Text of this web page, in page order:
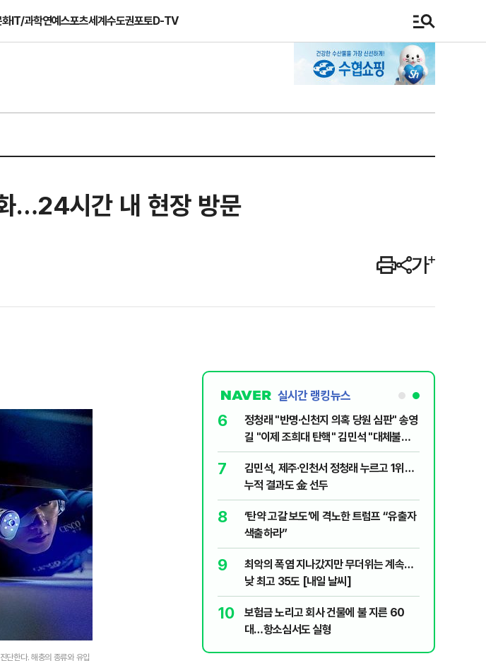
IT/과학연예스포츠세계수도권포토D-TV
…24시간 내 현장 방문
단한다. 해충의 종류와 유입
실시간 랭킹뉴스
1
[속보] 민주당 전당대회 당대표 선거, 제주
·인천 경선서 김민석 승리
2
“다시 시청으로” 김선태에게 전한 40세
충주시장의 재치 있는 제안…추천 2000
개
3
"출근길에 우연히 복권 샀는데…" 1등 5억
원 당첨자 사연은?
4
경찰, 드라마 '김부장' 제작사 회장 수사…
자본시장법 위반 의혹
5
'청년 지지' 사수 위해 李 견제 사활
6
정청래 "반명·신천지 의혹 당원 심판" 송영
길 "이제 조희대 탄핵" 김민석 "대체불가
민주당"
7
김민석, 제주·인천서 정청래 누르고 1위…
누적 결과도 金 선두
8
‘탄약 고갈 보도’에 격노한 트럼프 “유출자
색출하라”
9
최악의 폭염 지나갔지만 무더위는 계속…
낮 최고 35도 [내일 날씨]
10
보험금 노리고 회사 건물에 불 지른 60
대…항소심서도 실형